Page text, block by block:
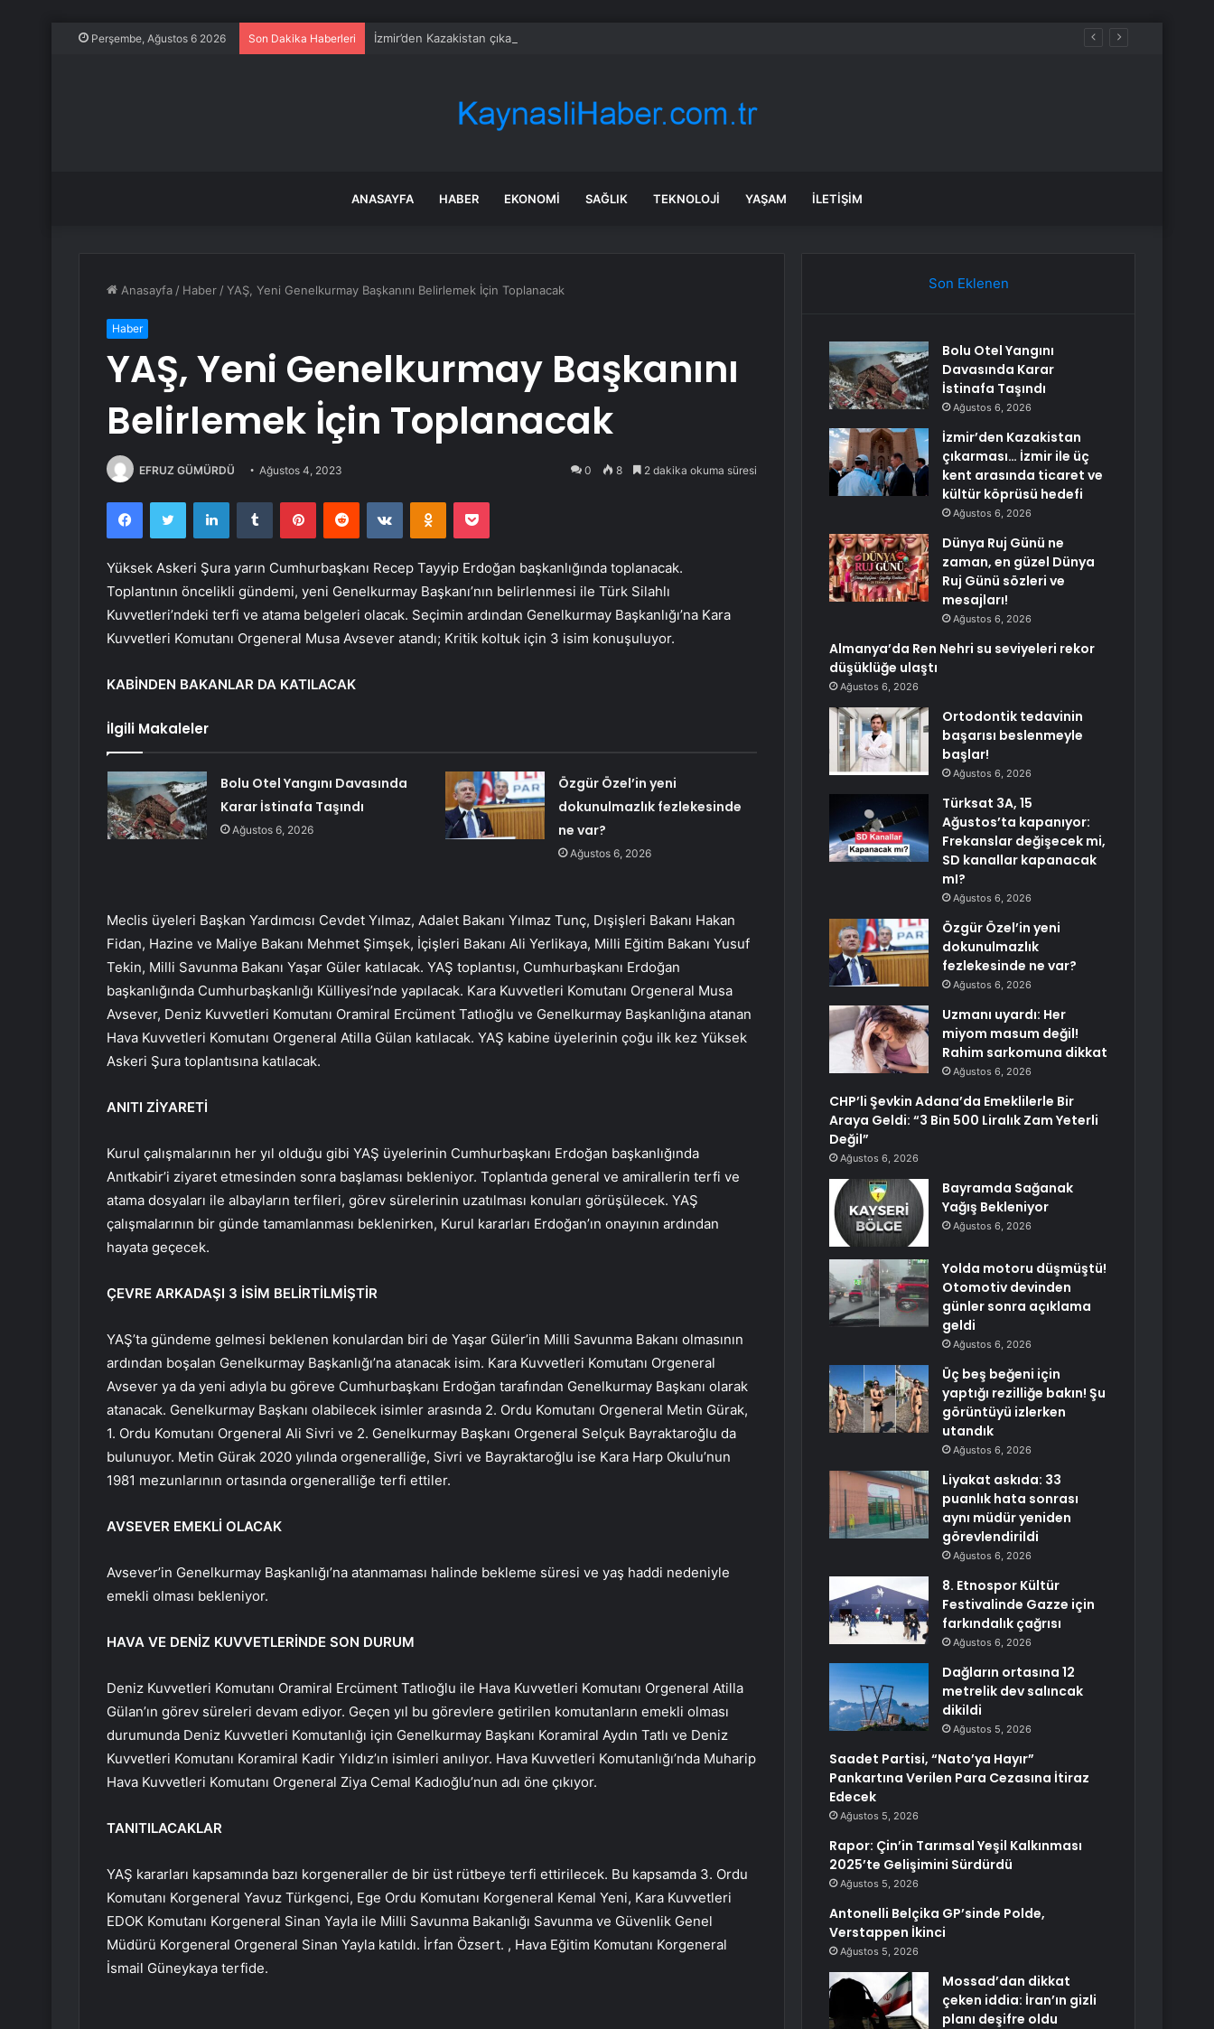
Perşembe, Ağustos 6 2026 Son Dakika Haberleri İzmir’den Kazakistan çıkarması… İzmir ile üç kent arasında ticaret ve kültür köprüsü hedefi
ANASAYFA HABER EKONOMI SAĞLIK TEKNOLOJI YAŞAM İLETIŞIM
Anasayfa / Haber /YAŞ, Yeni Genelkurmay Başkanını Belirlemek İçin Toplanacak
Haber
YAŞ, Yeni Genelkurmay Başkanını
Belirlemek İçin Toplanacak
EFRUZ GÜMÜRDÜ Ağustos 4, 2023 0 8 2 dakika okuma süresi
FacebookTwitter LinkedInTumblr PinterestReddit VKontakteOdnoklassniki
Pocket
Yüksek Askeri Şura yarın Cumhurbaşkanı Recep Tayyip Erdoğan başkanlığında toplanacak.
Toplantının öncelikli gündemi, yeni Genelkurmay Başkanı’nın belirlenmesi ile Türk Silahlı
Kuvvetleri’ndeki terfi ve atama belgeleri olacak. Seçimin ardından Genelkurmay Başkanlığı’na Kara
Kuvvetleri Komutanı Orgeneral Musa Avsever atandı; Kritik koltuk için 3 isim konuşuluyor.
KABİNDEN BAKANLAR DA KATILACAK
İlgili Makaleler
Bolu Otel Yangını Davasında
Karar İstinafa Taşındı
Ağustos 6, 2026
Özgür Özel’in yeni
dokunulmazlık fezlekesinde
ne var?
Ağustos 6, 2026
Meclis üyeleri Başkan Yardımcısı Cevdet Yılmaz, Adalet Bakanı Yılmaz Tunç, Dışişleri Bakanı Hakan
Fidan, Hazine ve Maliye Bakanı Mehmet Şimşek, İçişleri Bakanı Ali Yerlikaya, Milli Eğitim Bakanı Yusuf
Tekin, Milli Savunma Bakanı Yaşar Güler katılacak. YAŞ toplantısı, Cumhurbaşkanı Erdoğan
başkanlığında Cumhurbaşkanlığı Külliyesi’nde yapılacak. Kara Kuvvetleri Komutanı Orgeneral Musa
Avsever, Deniz Kuvvetleri Komutanı Oramiral Ercüment Tatlıoğlu ve Genelkurmay Başkanlığına atanan
Hava Kuvvetleri Komutanı Orgeneral Atilla Gülan katılacak. YAŞ kabine üyelerinin çoğu ilk kez Yüksek
Askeri Şura toplantısına katılacak.
ANITI ZİYARETİ
Kurul çalışmalarının her yıl olduğu gibi YAŞ üyelerinin Cumhurbaşkanı Erdoğan başkanlığında
Anıtkabir’i ziyaret etmesinden sonra başlaması bekleniyor. Toplantıda general ve amirallerin terfi ve
atama dosyaları ile albayların terfileri, görev sürelerinin uzatılması konuları görüşülecek. YAŞ
çalışmalarının bir günde tamamlanması beklenirken, Kurul kararları Erdoğan’ın onayının ardından
hayata geçecek.
ÇEVRE ARKADAŞI 3 İSİM BELİRTİLMİŞTİR
YAŞ’ta gündeme gelmesi beklenen konulardan biri de Yaşar Güler’in Milli Savunma Bakanı olmasının
ardından boşalan Genelkurmay Başkanlığı’na atanacak isim. Kara Kuvvetleri Komutanı Orgeneral
Avsever ya da yeni adıyla bu göreve Cumhurbaşkanı Erdoğan tarafından Genelkurmay Başkanı olarak
atanacak. Genelkurmay Başkanı olabilecek isimler arasında 2. Ordu Komutanı Orgeneral Metin Gürak,
1. Ordu Komutanı Orgeneral Ali Sivri ve 2. Genelkurmay Başkanı Orgeneral Selçuk Bayraktaroğlu da
bulunuyor. Metin Gürak 2020 yılında orgeneralliğe, Sivri ve Bayraktaroğlu ise Kara Harp Okulu’nun
1981 mezunlarının ortasında orgeneralliğe terfi ettiler.
AVSEVER EMEKLİ OLACAK
Avsever’in Genelkurmay Başkanlığı’na atanmaması halinde bekleme süresi ve yaş haddi nedeniyle
emekli olması bekleniyor.
HAVA VE DENİZ KUVVETLERİNDE SON DURUM
Deniz Kuvvetleri Komutanı Oramiral Ercüment Tatlıoğlu ile Hava Kuvvetleri Komutanı Orgeneral Atilla
Gülan’ın görev süreleri devam ediyor. Geçen yıl bu görevlere getirilen komutanların emekli olması
durumunda Deniz Kuvvetleri Komutanlığı için Genelkurmay Başkanı Koramiral Aydın Tatlı ve Deniz
Kuvvetleri Komutanı Koramiral Kadir Yıldız’ın isimleri anılıyor. Hava Kuvvetleri Komutanlığı’nda Muharip
Hava Kuvvetleri Komutanı Orgeneral Ziya Cemal Kadıoğlu’nun adı öne çıkıyor.
TANITILACAKLAR
YAŞ kararları kapsamında bazı korgeneraller de bir üst rütbeye terfi ettirilecek. Bu kapsamda 3. Ordu
Komutanı Korgeneral Yavuz Türkgenci, Ege Ordu Komutanı Korgeneral Kemal Yeni, Kara Kuvvetleri
EDOK Komutanı Korgeneral Sinan Yayla ile Milli Savunma Bakanlığı Savunma ve Güvenlik Genel
Müdürü Korgeneral Orgeneral Sinan Yayla katıldı. İrfan Özsert. , Hava Eğitim Komutanı Korgeneral
İsmail Güneykaya terfide.
Son Eklenen
Bolu Otel Yangını
Davasında Karar
İstinafa Taşındı
Ağustos 6, 2026
İzmir’den Kazakistan
çıkarması… İzmir ile üç
kent arasında ticaret ve
kültür köprüsü hedefi
Ağustos 6, 2026
Dünya Ruj Günü ne
zaman, en güzel Dünya
Ruj Günü sözleri ve
mesajları!
Ağustos 6, 2026
Almanya’da Ren Nehri su seviyeleri rekor
düşüklüğe ulaştı
Ağustos 6, 2026
Ortodontik tedavinin
başarısı beslenmeyle
başlar!
Ağustos 6, 2026
Türksat 3A, 15
Ağustos’ta kapanıyor:
Frekanslar değişecek mi,
SD kanallar kapanacak
mI?
Ağustos 6, 2026
Özgür Özel’in yeni
dokunulmazlık
fezlekesinde ne var?
Ağustos 6, 2026
Uzmanı uyardı: Her
miyom masum değil!
Rahim sarkomuna dikkat
Ağustos 6, 2026
CHP’li Şevkin Adana’da Emeklilerle Bir
Araya Geldi: “3 Bin 500 Liralık Zam Yeterli
Değil”
Ağustos 6, 2026
Bayramda Sağanak
Yağış Bekleniyor
Ağustos 6, 2026
Yolda motoru düşmüştü!
Otomotiv devinden
günler sonra açıklama
geldi
Ağustos 6, 2026
Üç beş beğeni için
yaptığı rezilliğe bakın! Şu
görüntüyü izlerken
utandık
Ağustos 6, 2026
Liyakat askıda: 33
puanlık hata sonrası
aynı müdür yeniden
görevlendirildi
Ağustos 6, 2026
8. Etnospor Kültür
Festivalinde Gazze için
farkındalık çağrısı
Ağustos 6, 2026
Dağların ortasına 12
metrelik dev salıncak
dikildi
Ağustos 5, 2026
Saadet Partisi, “Nato’ya Hayır”
Pankartına Verilen Para Cezasına İtiraz
Edecek
Ağustos 5, 2026
Rapor: Çin’in Tarımsal Yeşil Kalkınması
2025’te Gelişimini Sürdürdü
Ağustos 5, 2026
Antonelli Belçika GP’sinde Polde,
Verstappen İkinci
Ağustos 5, 2026
Mossad’dan dikkat
çeken iddia: İran’ın gizli
planı deşifre oldu